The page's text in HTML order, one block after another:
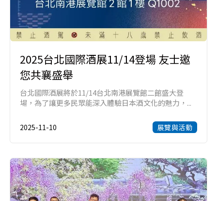
2025台北國際酒展11/14登場 友士邀
您共襄盛舉
台北國際酒展將於11/14台北南港展覽館二館盛大登
場，為了讓更多民眾能深入體驗日本酒文化的魅力，...
2025-11-10 展覽與活動